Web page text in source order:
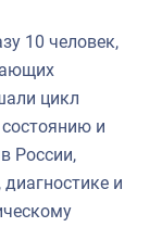
10 человек,
цикл
и
России,
и